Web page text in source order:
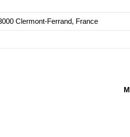
Clermont-Ferrand, France